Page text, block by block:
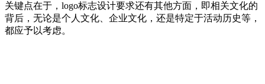
关键点在于，logo标志设计要求还有其他方面，即相关文化的
背后，无论是个人文化、企业文化，还是特定于活动历史等，
都应予以考虑。